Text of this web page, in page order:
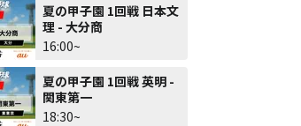
夏の甲子園 1回戦 日本文
理 - 大分商
16:00~
夏の甲子園 1回戦 英明 -
関東第一
18:30~